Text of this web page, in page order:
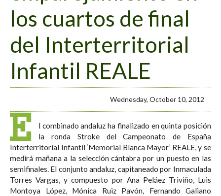
los cuartos de final
del Interterritorial
Infantil REALE
Wednesday, October 10, 2012
E
l combinado andaluz ha finalizado en quinta posición
la ronda Stroke del Campeonato de España
Interterritorial Infantil ‘Memorial Blanca Mayor’ REALE, y se
medirá mañana a la selección cántabra por un puesto en las
semifinales. El conjunto andaluz, capitaneado por Inmaculada
Torres Vargas, y compuesto por Ana Peláez Triviño, Luis
Montoya López, Mónica Ruiz Pavón, Fernando Galiano